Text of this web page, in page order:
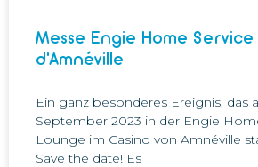
Messe Engie Home
d’Amnéville
Ein ganz besonderes Ereignis, das
September 2023 in der Engie
Lounge im Casino von Amnéville
Save the date! Es